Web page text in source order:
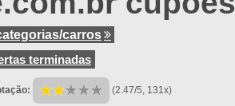
carros
terminadas
(2.47/5, 131x)